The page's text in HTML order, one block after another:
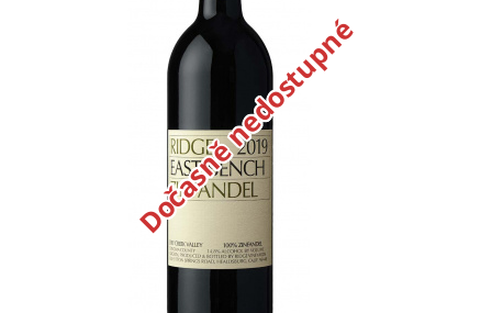
Dočasně nedostupné